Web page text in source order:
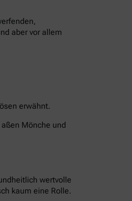
aber vor allem
erwähnt.
Mönche und
wertvolle
kaum eine Rolle.